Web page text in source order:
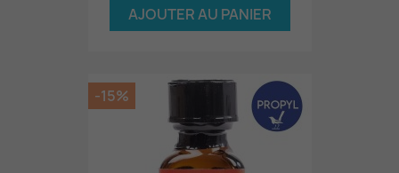
AJOUTER AU PANIER
-15%